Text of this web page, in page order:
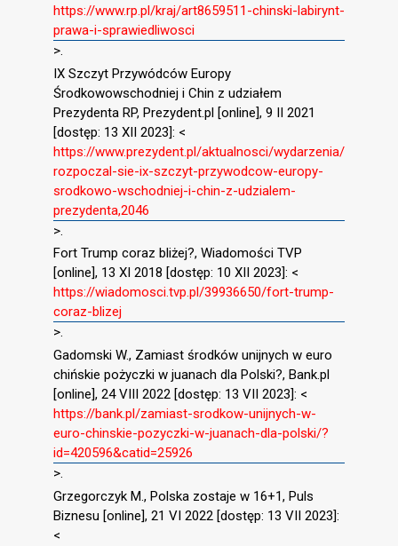
https://www.rp.pl/kraj/art8659511-chinski-labirynt-
prawa-i-sprawiedliwosci
>.
IX Szczyt Przywódców Europy
Środkowowschodniej i Chin z udziałem
Prezydenta RP, Prezydent.pl [online], 9 II 2021
[dostęp: 13 XII 2023]: <
https://www.prezydent.pl/aktualnosci/wydarzenia/
rozpoczal-sie-ix-szczyt-przywodcow-europy-
srodkowo-wschodniej-i-chin-z-udzialem-
prezydenta,2046
>.
Fort Trump coraz bliżej?, Wiadomości TVP
[online], 13 XI 2018 [dostęp: 10 XII 2023]: <
https://wiadomosci.tvp.pl/39936650/fort-trump-
coraz-blizej
>.
Gadomski W., Zamiast środków unijnych w euro
chińskie pożyczki w juanach dla Polski?, Bank.pl
[online], 24 VIII 2022 [dostęp: 13 VII 2023]: <
https://bank.pl/zamiast-srodkow-unijnych-w-
euro-chinskie-pozyczki-w-juanach-dla-polski/?
id=420596&catid=25926
>.
Grzegorczyk M., Polska zostaje w 16+1, Puls
Biznesu [online], 21 VI 2022 [dostęp: 13 VII 2023]:
<